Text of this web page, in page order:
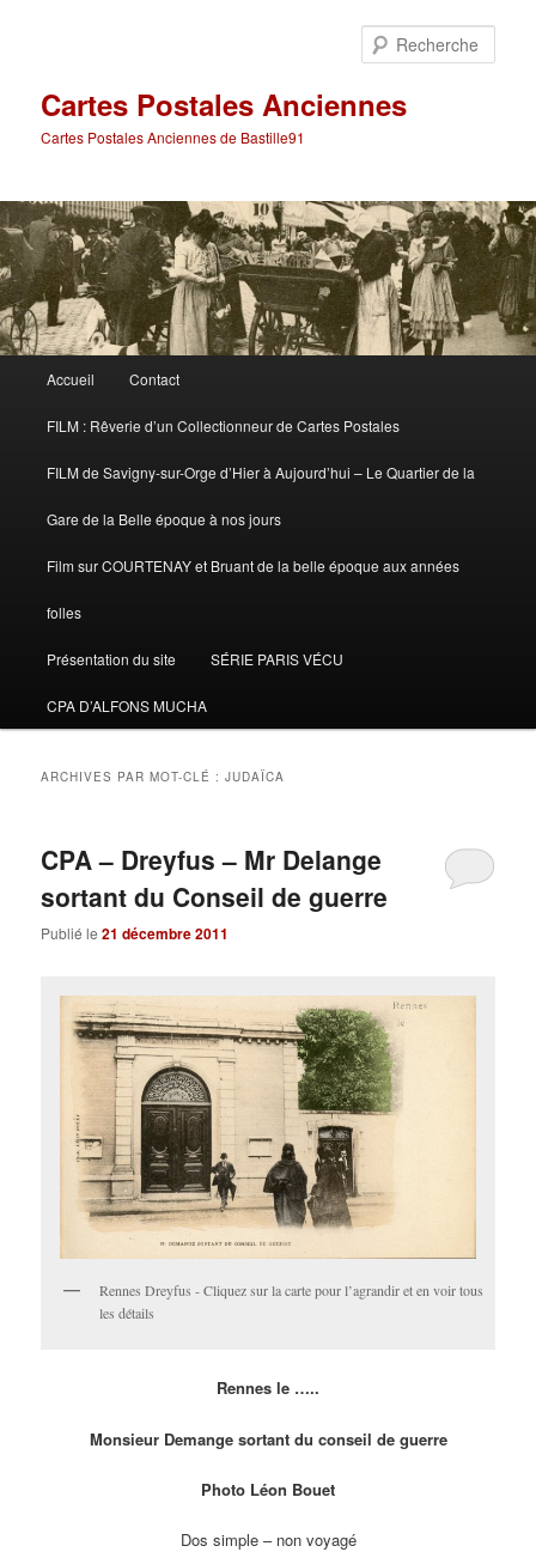
Cartes Postales Anciennes
Cartes Postales Anciennes de Bastille91
principal
Accueil Contact
FILM : Rêverie d’un Collectionneur de Cartes Postales
FILM de Savigny-sur-Orge d’Hier à Aujourd’hui – Le Quartier de la
Gare de la Belle époque à nos jours
Film sur COURTENAY et Bruant de la belle époque aux années
folles
Présentation du site SÉRIE PARIS VÉCU
CPA D’ALFONS MUCHA
ARCHIVES PAR MOT-CLÉ :JUDAÏCA
CPA – Dreyfus – Mr Delange
sortant du Conseil de guerre
Publié le21 décembre 2011
Rennes Dreyfus - Cliquez sur la carte pour l’agrandir et en voir tous
les détails
Rennes le …..
Monsieur Demange sortant du conseil de guerre
Photo Léon Bouet
Dos simple – non voyagé